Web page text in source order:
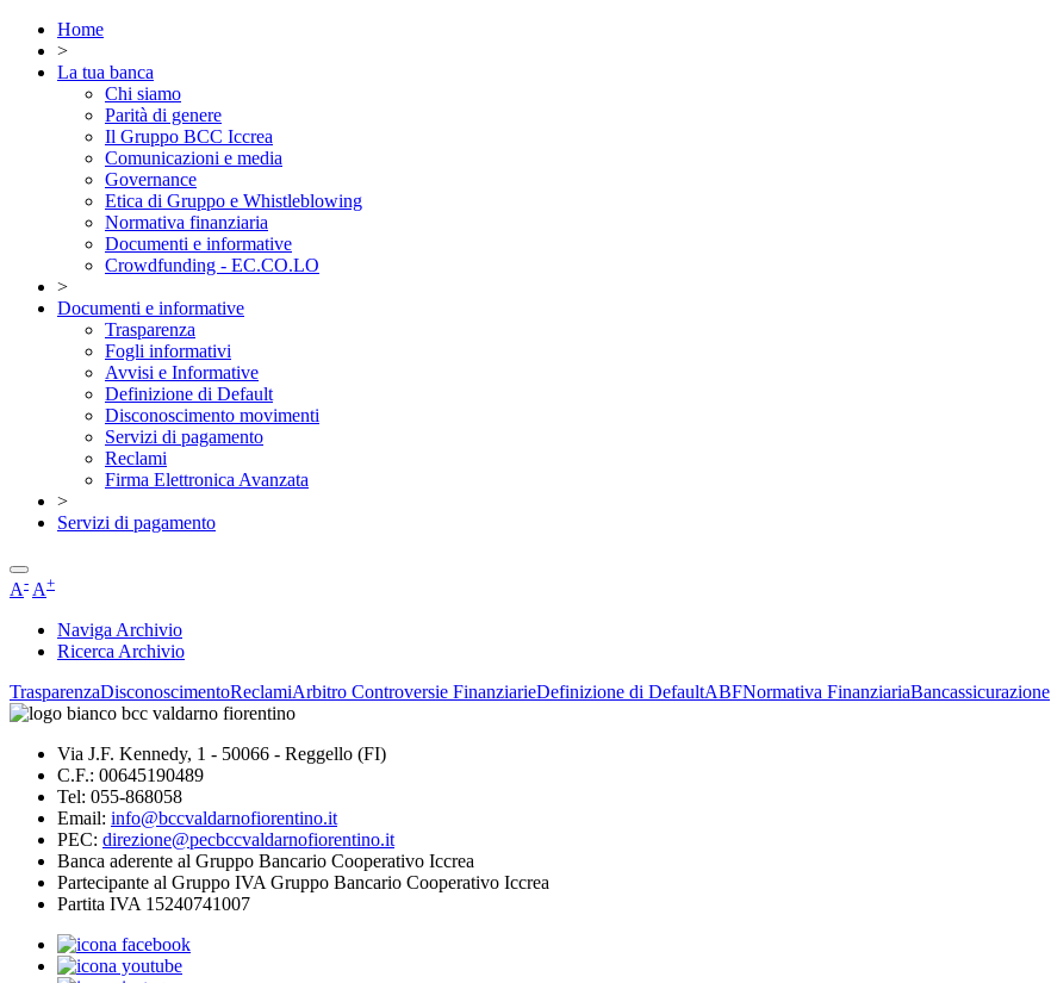
Home
>
La tua banca
Chi siamo
Parità di genere
Il Gruppo BCC Iccrea
Comunicazioni e media
Governance
Etica di Gruppo e Whistleblowing
Normativa finanziaria
Documenti e informative
Crowdfunding - EC.CO.LO
>
Documenti e informative
Trasparenza
Fogli informativi
Avvisi e Informative
Definizione di Default
Disconoscimento movimenti
Servizi di pagamento
Reclami
Firma Elettronica Avanzata
>
Servizi di pagamento
A- A+
Naviga Archivio
Ricerca Archivio
TrasparenzaDisconoscimentoReclamiArbitro Controversie FinanziarieDefinizione di DefaultABFNormativa FinanziariaBancassicurazione
Via J.F. Kennedy, 1 - 50066 - Reggello (FI)
C.F.: 00645190489
Tel: 055-868058
Email: info@bccvaldarnofiorentino.it
PEC: direzione@pecbccvaldarnofiorentino.it
Banca aderente al Gruppo Bancario Cooperativo Iccrea
Partecipante al Gruppo IVA Gruppo Bancario Cooperativo Iccrea
Partita IVA 15240741007